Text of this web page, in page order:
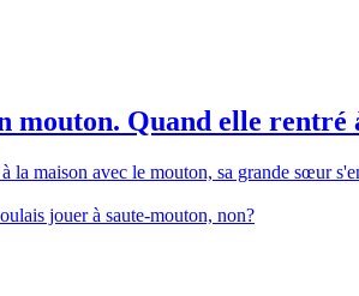
Quand elle rentré
la maison avec le mouton, sa grande sœur
jouer à saute-mouton, non?